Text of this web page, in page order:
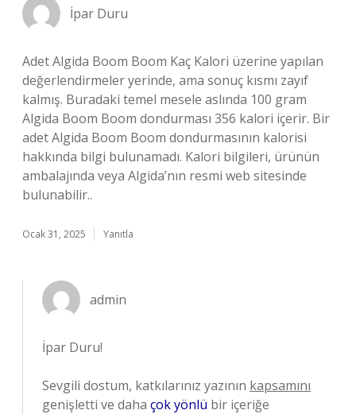
İpar Duru
Adet Algida Boom Boom Kaç Kalori üzerine yapılan
değerlendirmeler yerinde, ama sonuç kısmı zayıf
kalmış. Buradaki temel mesele aslında 100 gram
Algida Boom Boom dondurması 356 kalori içerir. Bir
adet Algida Boom Boom dondurmasının kalorisi
hakkında bilgi bulunamadı. Kalori bilgileri, ürünün
ambalajında veya Algida’nın resmi web sitesinde
bulunabilir..
Ocak 31, 2025 Yanıtla
admin
İpar Duru!
Sevgili dostum, katkılarınız yazının kapsamını
genişletti ve daha çok yönlü bir içeriğe